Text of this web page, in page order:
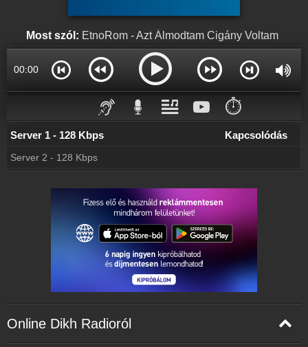
Rádió beágyazás
Online rádió készítés
Készítés lépésről lépésre
Most szól: EtnoRom - Azt Álmodtam Cigány Voltam
00:00
⏱️
Server 1 - 128 Kbps Kapcsolódás
Server 2 - 128 Kbps
Online Dikh Radioról